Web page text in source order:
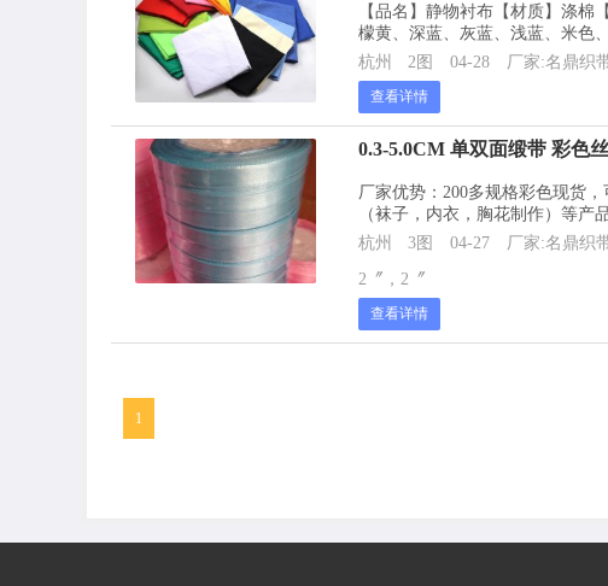
【品名】静物衬布【材质】涤棉
檬黄、深蓝、灰蓝、浅蓝、米色
杭州
2图 04-28 厂家:名鼎织
查看详情
0.3-5.0CM 单双面缎带 彩色
厂家优势：200多规格彩色现货
（袜子，内衣，胸花制作）等产
杭州
3图 04-27 厂家:名鼎织
2〞，2〞
查看详情
1